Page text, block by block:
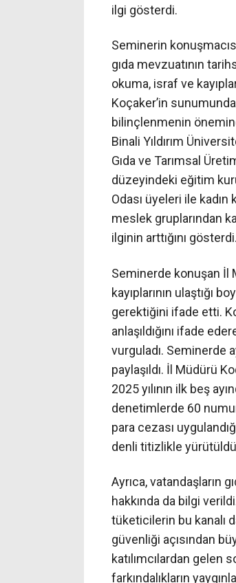
ilgi gösterdi.
Seminerin
gıda mevzuatının
okuma, israf ve
Koçaker’in
bilinçlenmenin
Binali Yıldırım
Gıda ve Tarımsal
düzeyindeki eğitim
Odası üyeleri ile
meslek gruplarından
ilginin arttığını gösterdi.
Seminerde konuşan İl
kayıplarının ulaştığı
gerektiğini ifade etti.
anlaşıldığını ifade
vurguladı. Seminerde
paylaşıldı. İl Müdürü
2025 yılının ilk beş
denetimlerde 60
para cezası
denli titizlikle
Ayrıca, vatandaşların
hakkında da bilgi
tüketicilerin bu kanalı
güvenliği açısından
katılımcılardan gelen
farkındalıkların